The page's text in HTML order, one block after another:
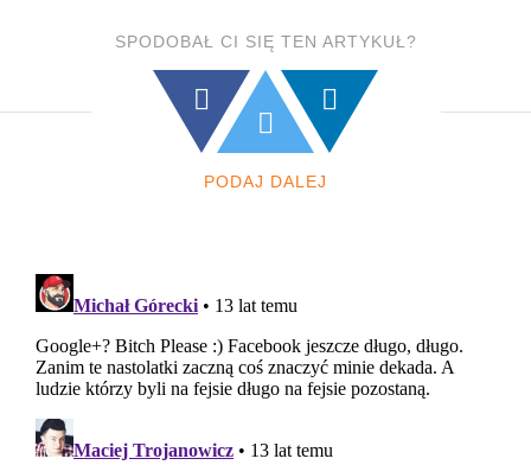
SPODOBAŁ CI SIĘ TEN ARTYKUŁ?
PODAJ DALEJ